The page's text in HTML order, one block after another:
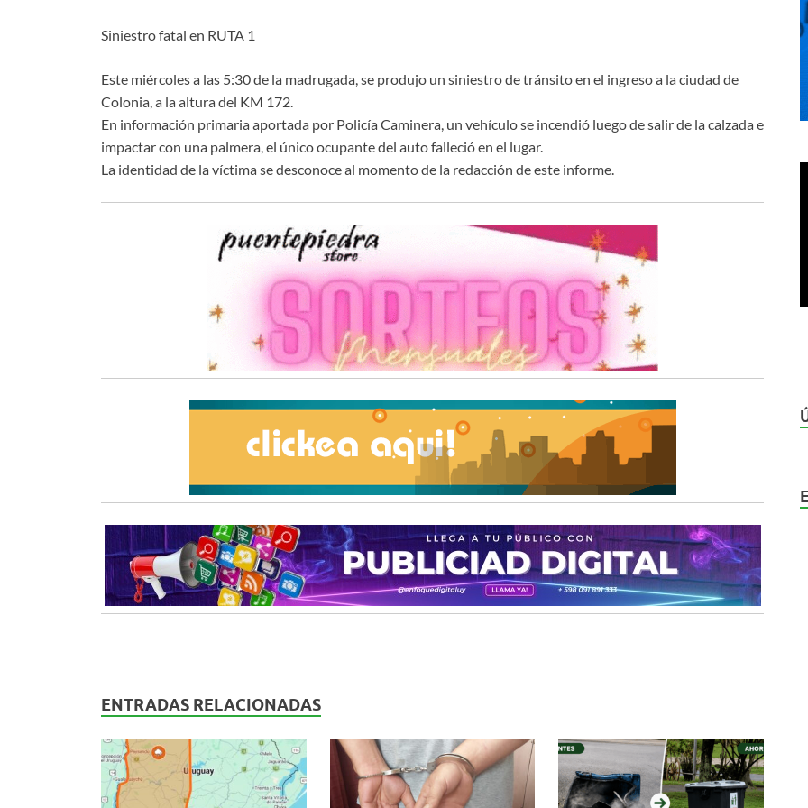
Siniestro fatal en RUTA 1
Este miércoles a las 5:30 de la madrugada, se produjo un siniestro de tránsito en el ingreso a la ciudad de
Colonia, a la altura del KM 172.
En información primaria aportada por Policía Caminera, un vehículo se incendió luego de salir de la calzada e
impactar con una palmera, el único ocupante del auto falleció en el lugar.
La identidad de la víctima se desconoce al momento de la redacción de este informe.
ENTRADAS RELACIONADAS